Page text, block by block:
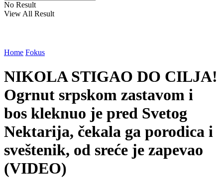
No Result
View All Result
Home Fokus
NIKOLA STIGAO DO CILJA!
Ogrnut srpskom zastavom i
bos kleknuo je pred Svetog
Nektarija, čekala ga porodica i
sveštenik, od sreće je zapevao
(VIDEO)